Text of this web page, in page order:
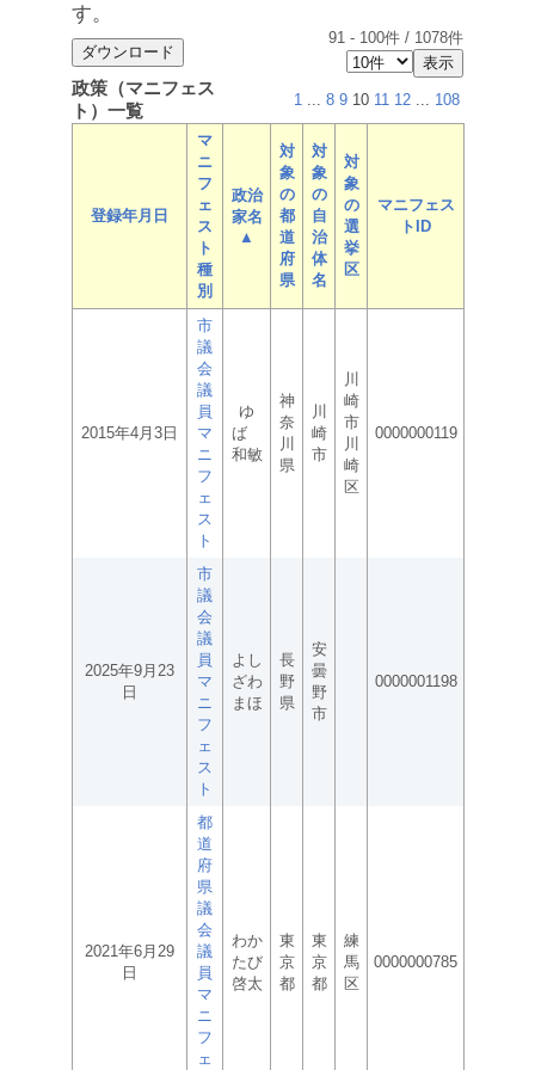
す。
91 - 100件 / 1078件
政策（マニフェス
ト）一覧
1 ... 8 9 10 11 12 ... 108
登録年月日
マ
ニ
フ
ェ
ス
ト
種
別
政治
家名
▲
対
象
の
都
道
府
県
対
象
の
自
治
体
名
対
象
の
選
挙
区
マニフェス
トID
2015年4月3日
市
議
会
議
員
マ
ニ
フ
ェ
ス
ト
ゆ
ば
和敏
神
奈
川
県
川
崎
市
川
崎
市
川
崎
区
0000000119
2025年9月23
日
市
議
会
議
員
マ
ニ
フ
ェ
ス
ト
よし
ざわ
まほ
長
野
県
安
曇
野
市
0000001198
2021年6月29
日
都
道
府
県
議
会
議
員
マ
ニ
フ
ェ
わか
たび
啓太
東
京
都
東
京
都
練
馬
区
0000000785